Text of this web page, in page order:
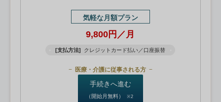
気軽な月額プラン
9,800円／月
[支払方法] クレジットカード払い／口座振替
医療・介護に従事される方
手続きへ進む
（開始月無料） ※2